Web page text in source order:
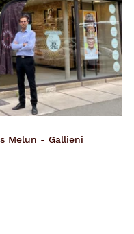
Melun - Gallieni